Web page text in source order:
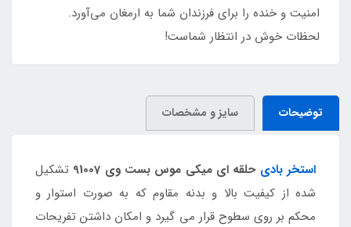
امنیت و خنده را برای فرزندان شما به ارمغان می‌آورد.
لحظات خوش در انتظار شماست!
توضیحات سایز و مشخصات
استخر بادی حلقه ای میکی موس بست وی 91007
تشکیل
شده از کیفیت بالا و بدنه مقاوم که به صورت استوار و
محکم بر روی سطوح قرار می گیرد و امکان داشتن تفریحات